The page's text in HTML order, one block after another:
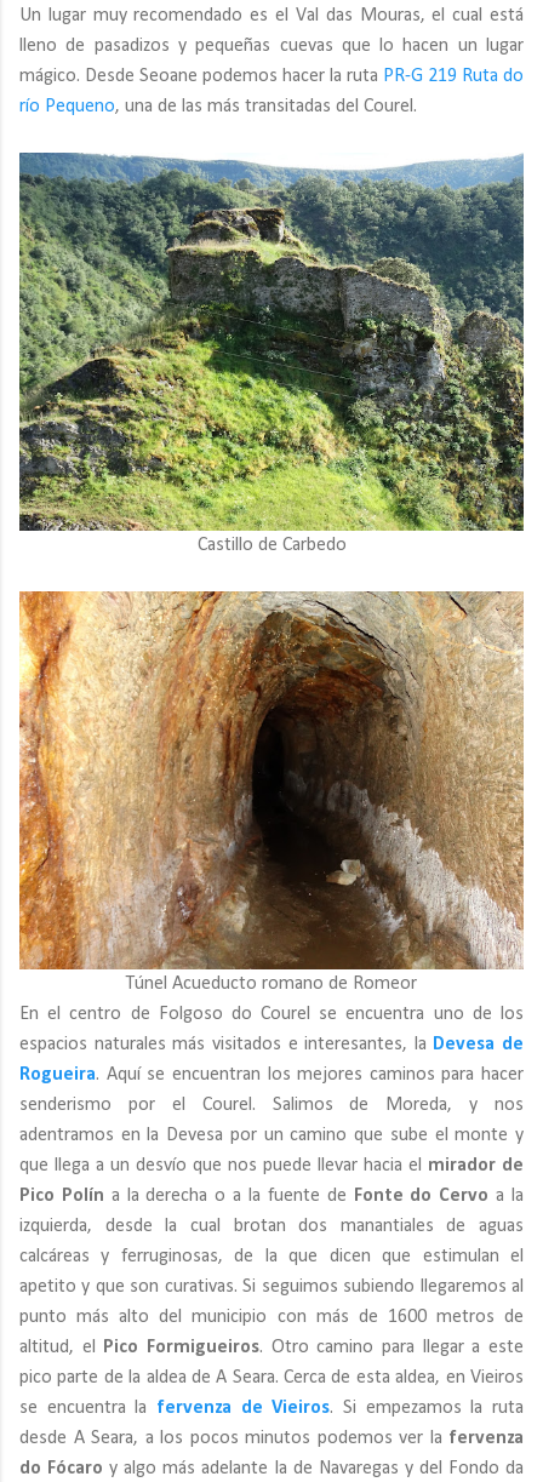
Un lugar muy recomendado es el Val das Mouras, el cual está
lleno de pasadizos y pequeñas cuevas que lo hacen un lugar
mágico. Desde Seoane podemos hacer la ruta PR-G 219 Ruta do
río Pequeno, una de las más transitadas del Courel.
Castillo de Carbedo
Túnel Acueducto romano de Romeor
En el centro de Folgoso do Courel se encuentra uno de los
espacios naturales más visitados e interesantes, la Devesa de
Rogueira. Aquí se encuentran los mejores caminos para hacer
senderismo por el Courel. Salimos de Moreda, y nos
adentramos en la Devesa por un camino que sube el monte y
que llega a un desvío que nos puede llevar hacia el mirador de
Pico Polín a la derecha o a la fuente de Fonte do Cervo a la
izquierda, desde la cual brotan dos manantiales de aguas
calcáreas y ferruginosas, de la que dicen que estimulan el
apetito y que son curativas. Si seguimos subiendo llegaremos al
punto más alto del municipio con más de 1600 metros de
altitud, el
Pico Formigueiros. Otro camino para llegar a este
pico parte de la aldea de A Seara. Cerca de esta aldea, en Vieiros
se encuentra la fervenza de Vieiros. Si empezamos la ruta
desde A Seara, a los pocos minutos podemos ver la fervenza
do Fócaro y algo más adelante la de Navaregas y del Fondo da